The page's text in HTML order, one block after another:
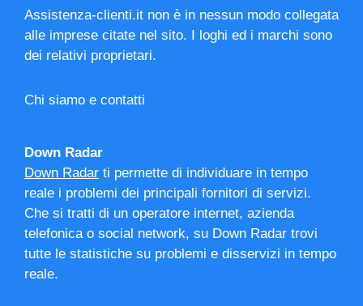
Assistenza-clienti.it non è in nessun modo collegata
alle imprese citate nel sito. I loghi ed i marchi sono
dei relativi proprietari.
Chi siamo e contatti
Down Radar
Down Radar ti permette di individuare in tempo
reale i problemi dei principali fornitori di servizi.
Che si tratti di un operatore internet, azienda
telefonica o social network, su Down Radar trovi
tutte le statistiche su problemi e disservizi in tempo
reale.